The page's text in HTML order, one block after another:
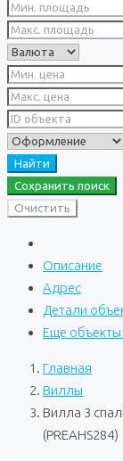
Найти
Сохранить поиск
Очистить
Описание
Адрес
Детали
Еще
Главная
Виллы
Вилла 3
(PREAHS284)